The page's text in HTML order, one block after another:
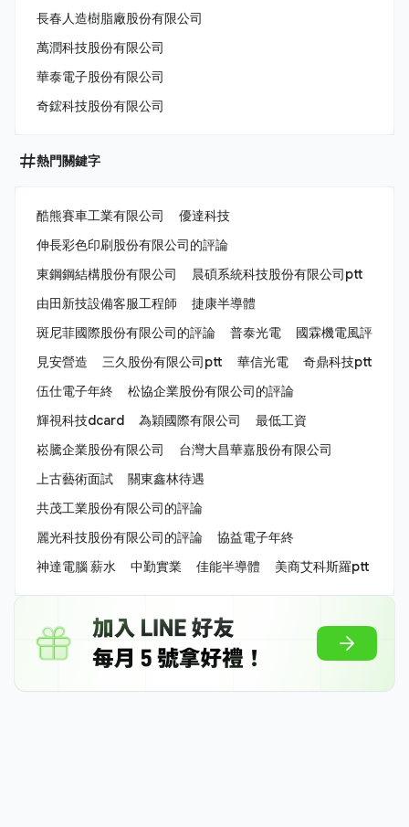
長春人造樹脂廠股份有限公司
萬潤科技股份有限公司
華泰電子股份有限公司
奇鋐科技股份有限公司
熱門關鍵字
酷熊賽車工業有限公司
優達科技
伸長彩色印刷股份有限公司的評論
東鋼鋼結構股份有限公司
晨碩系統科技股份有限公司ptt
由田新技設備客服工程師
捷康半導體
斑尼菲國際股份有限公司的評論
普泰光電
國霖機電風評
見安營造
三久股份有限公司ptt 華信光電
奇鼎科技ptt
伍仕電子年終
松協企業股份有限公司的評論
輝視科技dcard
為穎國際有限公司
最低工資
崧騰企業股份有限公司
台灣大昌華嘉股份有限公司
上古藝術面試
關東鑫林待遇
共茂工業股份有限公司的評論
麗光科技股份有限公司的評論
協益電子年終
神達電腦 薪水
中勤實業 佳能半導體 美商艾科斯羅ptt